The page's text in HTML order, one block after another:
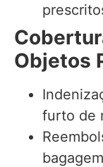
Objetos
furto de
bagagem